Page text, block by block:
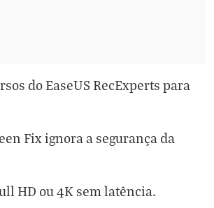
do EaseUS RecExperts para
Fix ignora a segurança da
HD ou 4K sem latência.